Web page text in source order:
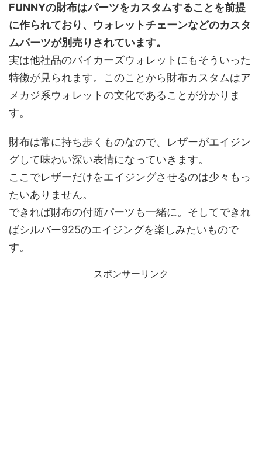
FUNNYの財布はパーツをカスタムすることを前提
に作られており、ウォレットチェーンなどのカスタ
ムパーツが別売りされています。
実は他社品のバイカーズウォレットにもそういった
特徴が見られます。このことから財布カスタムはア
メカジ系ウォレットの文化であることが分かりま
す。
財布は常に持ち歩くものなので、レザーがエイジン
グして味わい深い表情になっていきます。
ここでレザーだけをエイジングさせるのは少々もっ
たいありません。
できれば財布の付随パーツも一緒に。そしてできれ
ばシルバー925のエイジングを楽しみたいもので
す。
スポンサーリンク